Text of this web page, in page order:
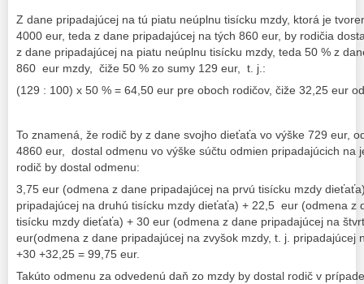
Z dane pripadajúcej na tú piatu neúplnu tisícku mzdy, ktorá je
4000 eur, teda z dane pripadajúcej na tých 860 eur, by rodičia
z dane pripadajúcej na piatu neúplnu tisícku mzdy, teda 50 % z
860 eur mzdy, čiže 50 % zo sumy 129 eur, t. j.:
(129 : 100) x 50 % = 64,50 eur pre oboch rodičov, čiže 32,25 eur
To znamená, že rodič by z dane svojho dieťaťa vo výške 729 eur,
4860 eur, dostal odmenu vo výške súčtu odmien pripadajúcich na
rodič by dostal odmenu:
3,75 eur (odmena z dane pripadajúcej na prvú tisícku mzdy
pripadajúcej na druhú tisícku mzdy dieťaťa) + 22,5 eur (odmena z
tisícku mzdy dieťaťa) + 30 eur (odmena z dane pripadajúcej na
eur(odmena z dane pripadajúcej na zvyšok mzdy, t. j. pripadajúcej
+30 +32,25 = 99,75 eur.
Takúto odmenu za odvedenú daň zo mzdy by dostal rodič v